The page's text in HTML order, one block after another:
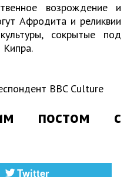
возрождение и
Афродита и реликвии
сокрытые под
Кипра.
BBC Culture
постом с
Twitter